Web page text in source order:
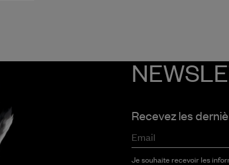
Recevez les
Email
Je souhaite recevoir les